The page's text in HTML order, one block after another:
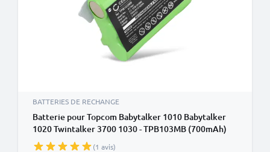
BATTERIES DE RECHANGE
Batterie pour Topcom Babytalker 1010 Babytalker
1020 Twintalker 3700 1030 - TPB103MB (700mAh)
Batterie de remplacement
(1 avis)